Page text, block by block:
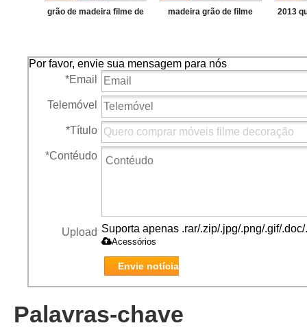
grão de madeira filme de madeira grão de filme 2013
Por favor, envie sua mensagem para nós
*Email
Telemóvel
*Título
*Contéudo
Upload Suporta apenas .rar/.zip/.jpg/.png/.gif/
Acessórios
Envie notícia
Palavras-chave